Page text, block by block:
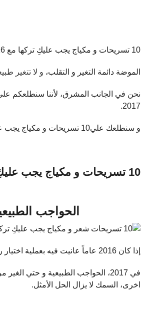
10 تسريحات و مكياج يجب عليكِ تركها مع 2016.
الموضة دائمة التغير و التقلب، و لا تتغير
نحن في الجانب المشرق، لأننا سنطلعكم على
2017.
و سنطلعك علي10 تسريحات و مكياج يجب عليكِ تركها مع 2016، ما الذي سيحل محلها.
10 تسريحات و مكياج يجب عليكِ تركها مع 2016
الحواجب
إذا كان 2016 عاماً عانيت فيه بعملية اختيار رسمة الحواجب المناسبة، يمكنك الان بكل راحة ان تنسيها.
في 2017، الحواجب الطبيعية و حتي
اخرى، السمك لا يزال الحل الأمثل.